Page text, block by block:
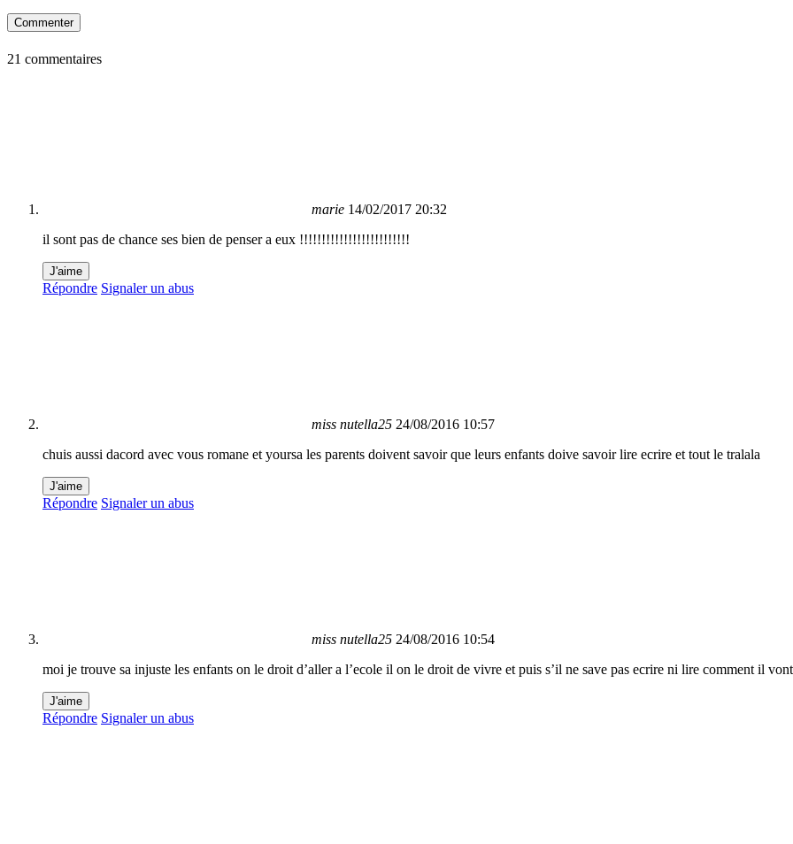
Commenter
21 commentaires
marie 14/02/2017 20:32
il sont pas de chance ses bien de penser a eux !!!!!!!!!!!!!!!!!!!!!!!!!
J'aime
Répondre Signaler un abus
miss nutella25 24/08/2016 10:57
chuis aussi dacord avec vous romane et yoursa les parents doivent savoir que leurs enfants doive savoir lire ecrire et tout le tralala
J'aime
Répondre Signaler un abus
miss nutella25 24/08/2016 10:54
moi je trouve sa injuste les enfants on le droit d’aller a l’ecole il on le droit de vivre et puis s’il ne save pas ecrire ni lire comment il vont
J'aime
Répondre Signaler un abus